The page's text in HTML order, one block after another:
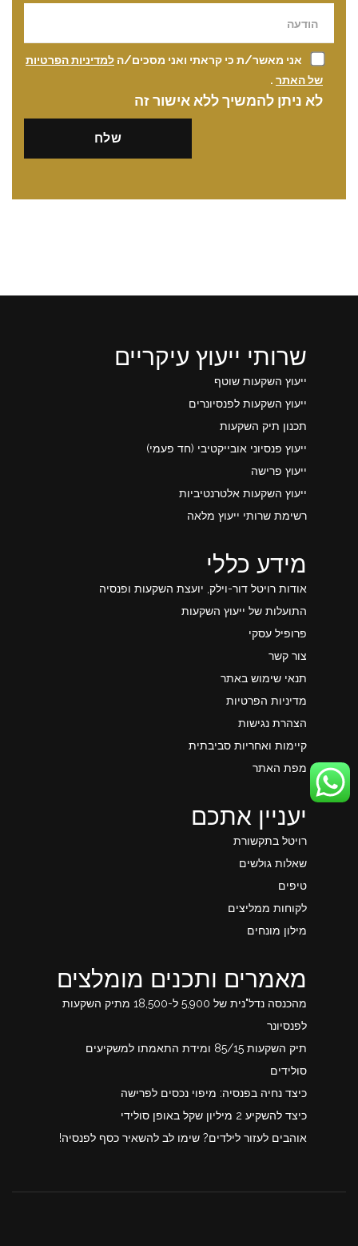
אני מאשר/ת כי קראתי ואני מסכים/ה למדיניות הפרטיות
של האתר .
לא ניתן להמשיך ללא אישור זה
שרותי ייעוץ עיקריים
ייעוץ השקעות שוטף
ייעוץ השקעות לפנסיונרים
תכנון תיק השקעות
ייעוץ פנסיוני אובייקטיבי (חד פעמי)
ייעוץ פרישה
ייעוץ השקעות אלטרנטיביות
רשימת שרותי ייעוץ מלאה
מידע כללי
אודות רויטל דור-וילק, יועצת השקעות ופנסיה
התועלות של ייעוץ השקעות
פרופיל עסקי
צור קשר
תנאי שימוש באתר
מדיניות הפרטיות
הצהרת נגישות
קיימות ואחריות סביבתית
מפת האתר
יעניין אתכם
רויטל בתקשורת
שאלות גולשים
טיפים
לקוחות ממליצים
מילון מונחים
מאמרים ותכנים מומלצים
מהכנסה נדל"נית של 5,900 ל-18,500 מתיק השקעות
לפנסיונר
תיק השקעות 85/15 ומידת התאמתו למשקיעים
סולידים
כיצד נחיה בפנסיה: מיפוי נכסים לפרישה
כיצד להשקיע 2 מיליון שקל באופן סולידי
אוהבים לעזור לילדים? שימו לב להשאיר כסף לפנסיה!